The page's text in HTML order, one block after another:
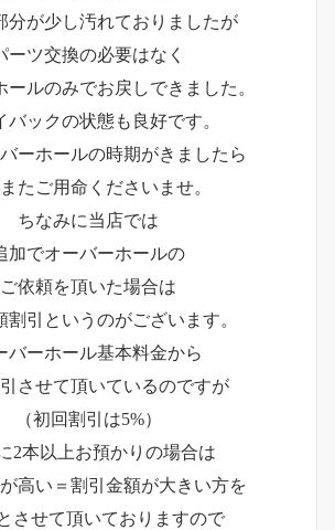
分が少し汚れておりましたが
ーツ交換の必要はなく
ールのみでお戻しできました。
バックの状態も良好です。
ーホールの時期がきましたら
たご用命くださいませ。
ちなみに当店では
加でオーバーホールの
ご依頼を頂いた場合は
割引というのがございます。
バーホール基本料金から
させて頂いているのですが
（初回割引は5%）
2本以上お預かりの場合は
高い＝割引金額が大きい方を
させて頂いておりますので